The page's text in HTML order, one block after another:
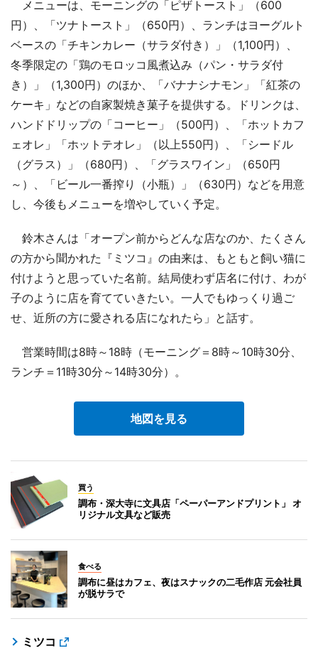
メニューは、モーニングの「ピザトースト」（600
円）、「ツナトースト」（650円）、ランチはヨーグルト
ベースの「チキンカレー（サラダ付き）」（1,100円）、
冬季限定の「鶏のモロッコ風煮込み（パン・サラダ付
き）」（1,300円）のほか、「バナナシナモン」「紅茶の
ケーキ」などの自家製焼き菓子を提供する。ドリンクは、
ハンドドリップの「コーヒー」（500円）、「ホットカフ
ェオレ」「ホットテオレ」（以上550円）、「シードル
（グラス）」（680円）、「グラスワイン」（650円
～）、「ビール一番搾り（小瓶）」（630円）などを用意
し、今後もメニューを増やしていく予定。
鈴木さんは「オープン前からどんな店なのか、たくさん
の方から聞かれた『ミツコ』の由来は、もともと飼い猫に
付けようと思っていた名前。結局使わず店名に付け、わが
子のように店を育てていきたい。一人でもゆっくり過ご
せ、近所の方に愛される店になれたら」と話す。
営業時間は8時～18時（モーニング＝8時～10時30分、
ランチ＝11時30分～14時30分）。
地図を見る
買う
調布・深大寺に文具店「ペーパーアンドプリント」 オ
リジナル文具など販売
食べる
調布に昼はカフェ、夜はスナックの二毛作店 元会社員
が脱サラで
ミツコ